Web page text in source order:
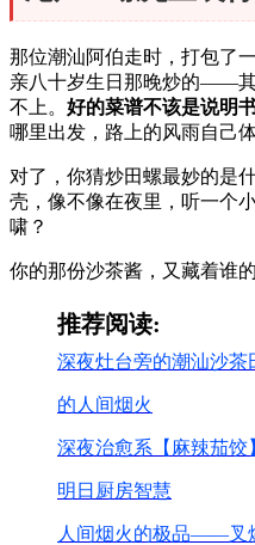
那位潮汕阿伯走时，打包了
亲八十岁生日那晚炒的——
不上。 好的菜谱不该是说明
哪里出发，路上的风雨自己体
对了，你猜炒田螺最妙的是
壳，像不像在夜里，听一个
啸？
你的那份沙茶酱，又藏着谁
推荐阅读:
深夜灶台旁的潮汕沙茶
的人间烟火
深夜治愈系【麻辣茄
明日厨房智慧
人间烟火的极品——叉